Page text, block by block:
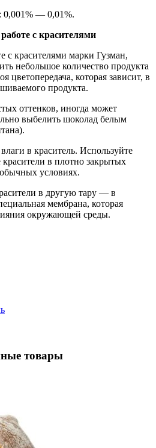
0,001% — 0,01%.
с красителями
с красителями марки Гузман,
небольшое количество продукта
цветопередача, которая зависит, в
продукта.
оттенков, иногда может
выбелить шоколад белым
в краситель. Используйте
в плотно закрытых
условиях.
в другую тару — в
мембрана, которая
окружающей среды.
товары